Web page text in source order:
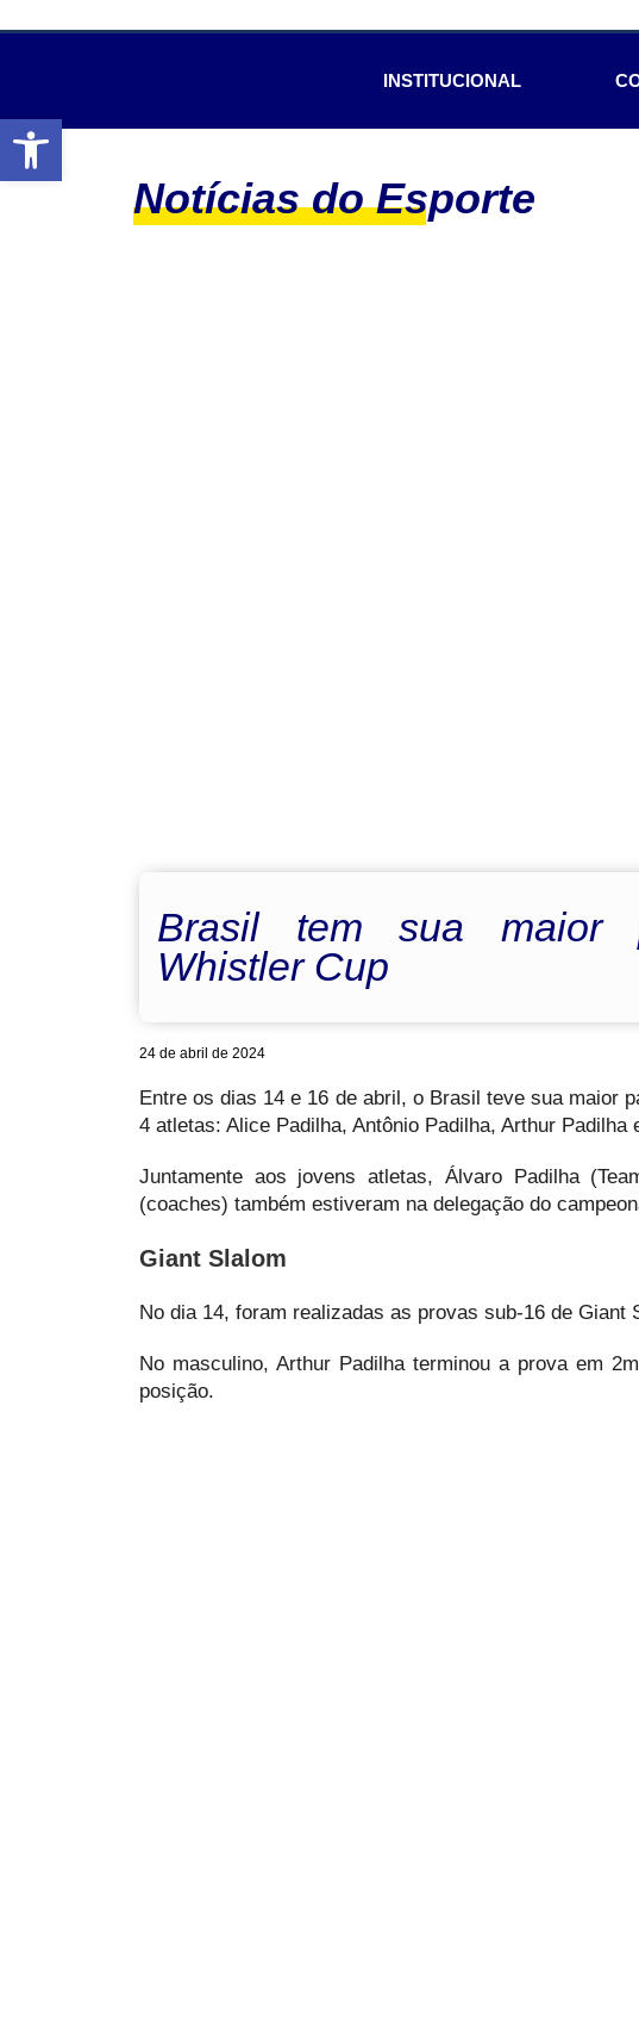
Abrir a barra de ferramentas
INSTITUCIONAL
Notícias do Esporte
Brasil tem sua maior
Whistler Cup
24 de abril de 2024
Entre os dias 14 e 16 de abril, o Brasil teve sua maior
4 atletas: Alice Padilha, Antônio Padilha, Arthur Padilha
Juntamente aos jovens atletas, Álvaro Padilha
(coaches) também estiveram na delegação do
Giant Slalom
No dia 14, foram realizadas as provas sub-16 de Giant
No masculino, Arthur Padilha terminou a prova em
posição.